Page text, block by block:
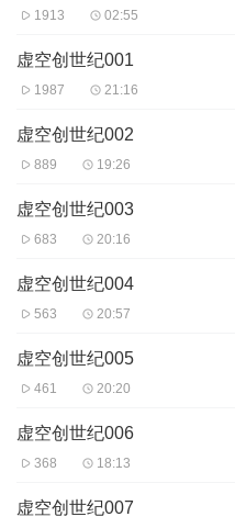
主播：声立方传媒
【购买须知】
1、本作品为付费有声书，前
2、版权归原作者所有，严禁翻
3、如在充值／购买环节遇到问
4、在购买过程中，如果您有任
服：
客服
第二步：如果您无法联系上
第三步：如果在线客服都未取
838-5616
1913 02:55
虚空创世纪001
1987 21:16
虚空创世纪002
889 19:26
虚空创世纪003
683 20:16
虚空创世纪004
563 20:57
虚空创世纪005
461 20:20
虚空创世纪006
368 18:13
虚空创世纪007